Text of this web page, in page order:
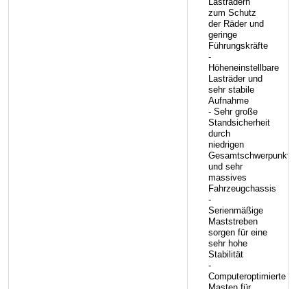
zum Schutz
der Räder und
geringe
Führungskräfte
-
Höheneinstellbare
Lasträder und
sehr stabile
Aufnahme
- Sehr große
Standsicherheit
durch
niedrigen
Gesamtschwerpunkt
und sehr
massives
Fahrzeugchassis
-
Serienmäßige
Maststreben
sorgen für eine
sehr hohe
Stabilität
-
Computeroptimierte